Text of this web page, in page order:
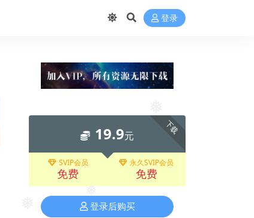
❅
登录
下载
19.9元
SVIP会员
免费
永久SVIP会员
免费
登录后购买